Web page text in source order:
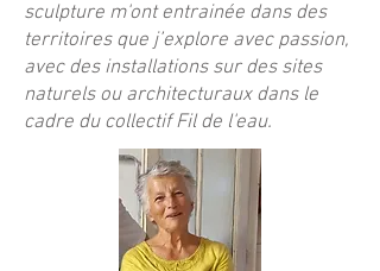
sculpture m'ont entrainée dans des
territoires que j’explore avec passion,
avec des installations sur des sites
naturels ou architecturaux dans le
cadre du collectif Fil de l'eau.